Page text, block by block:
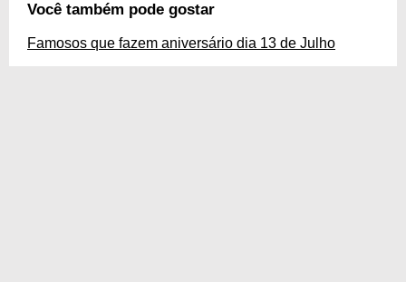
Você também pode gostar
Famosos que fazem aniversário dia 13 de Julho